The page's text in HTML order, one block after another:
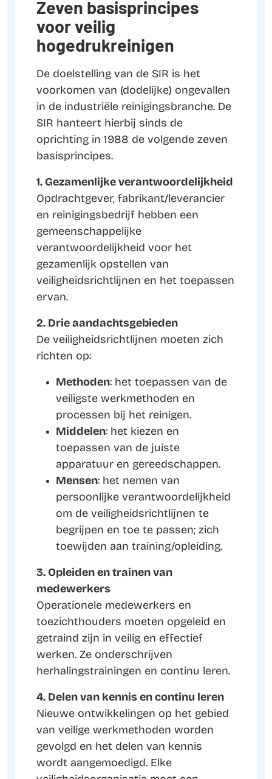
Zeven basisprincipes
voor veilig
hogedrukreinigen
De doelstelling van de SIR is het
voorkomen van (dodelijke) ongevallen
in de industriële reinigingsbranche. De
SIR hanteert hierbij sinds de
oprichting in 1988 de volgende zeven
basisprincipes.
1. Gezamenlijke verantwoordelijkheid
Opdrachtgever, fabrikant/leverancier
en reinigingsbedrijf hebben een
gemeenschappelijke
verantwoordelijkheid voor het
gezamenlijk opstellen van
veiligheidsrichtlijnen en het toepassen
ervan.
2. Drie aandachtsgebieden
De veiligheidsrichtlijnen moeten zich
richten op:
Methoden: het toepassen van de
veiligste werkmethoden en
processen bij het reinigen.
Middelen: het kiezen en
toepassen van de juiste
apparatuur en gereedschappen.
Mensen: het nemen van
persoonlijke verantwoordelijkheid
om de veiligheidsrichtlijnen te
begrijpen en toe te passen; zich
toewijden aan training/opleiding.
3. Opleiden en trainen van
medewerkers
Operationele medewerkers en
toezichthouders moeten opgeleid en
getraind zijn in veilig en effectief
werken. Ze onderschrijven
herhalingstrainingen en continu leren.
4. Delen van kennis en continu leren
Nieuwe ontwikkelingen op het gebied
van veilige werkmethoden worden
gevolgd en het delen van kennis
wordt aangemoedigd. Elke